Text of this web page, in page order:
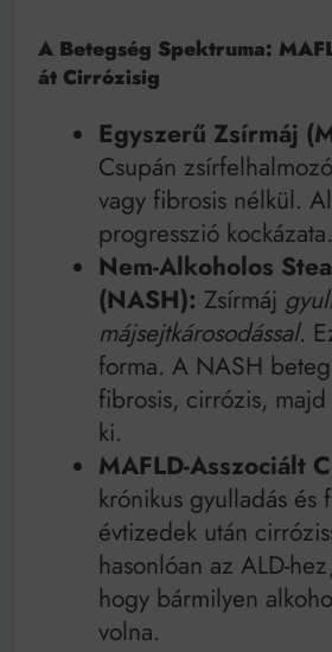
A Betegség Spektruma:
át Cirrózisig
Egyszerű Zsírmáj
Csupán
vagy fibrosis nélkül.
progresszió kockázata.
Nem-Alkoholos
(NASH): Zsírmáj
májsejtkárosodással.
forma. A NASH
fibrosis, cirrózis,
ki.
MAFLD-Asszociált
krónikus gyulladás és
évtizedek után
hasonlóan az ALD-
hogy bármilyen
volna.